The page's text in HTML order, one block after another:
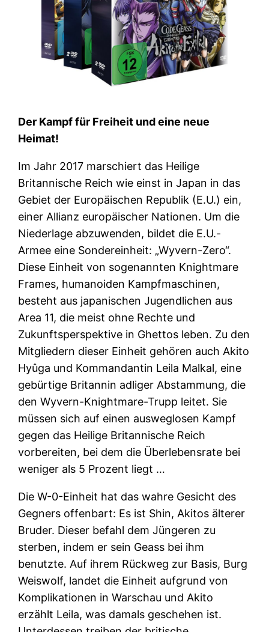
Der Kampf für Freiheit und eine neue
Heimat!
Im Jahr 2017 marschiert das Heilige
Britannische Reich wie einst in Japan in das
Gebiet der Europäischen Republik (E.U.) ein,
einer Allianz europäischer Nationen. Um die
Niederlage abzuwenden, bildet die E.U.-
Armee eine Sondereinheit: „Wyvern-Zero“.
Diese Einheit von sogenannten Knightmare
Frames, humanoiden Kampfmaschinen,
besteht aus japanischen Jugendlichen aus
Area 11, die meist ohne Rechte und
Zukunftsperspektive in Ghettos leben. Zu den
Mitgliedern dieser Einheit gehören auch Akito
Hyûga und Kommandantin Leila Malkal, eine
gebürtige Britannin adliger Abstammung, die
den Wyvern-Knightmare-Trupp leitet. Sie
müssen sich auf einen ausweglosen Kampf
gegen das Heilige Britannische Reich
vorbereiten, bei dem die Überlebensrate bei
weniger als 5 Prozent liegt …
Die W-0-Einheit hat das wahre Gesicht des
Gegners offenbart: Es ist Shin, Akitos älterer
Bruder. Dieser befahl dem Jüngeren zu
sterben, indem er sein Geass bei ihm
benutzte. Auf ihrem Rückweg zur Basis, Burg
Weiswolf, landet die Einheit aufgrund von
Komplikationen in Warschau und Akito
erzählt Leila, was damals geschehen ist.